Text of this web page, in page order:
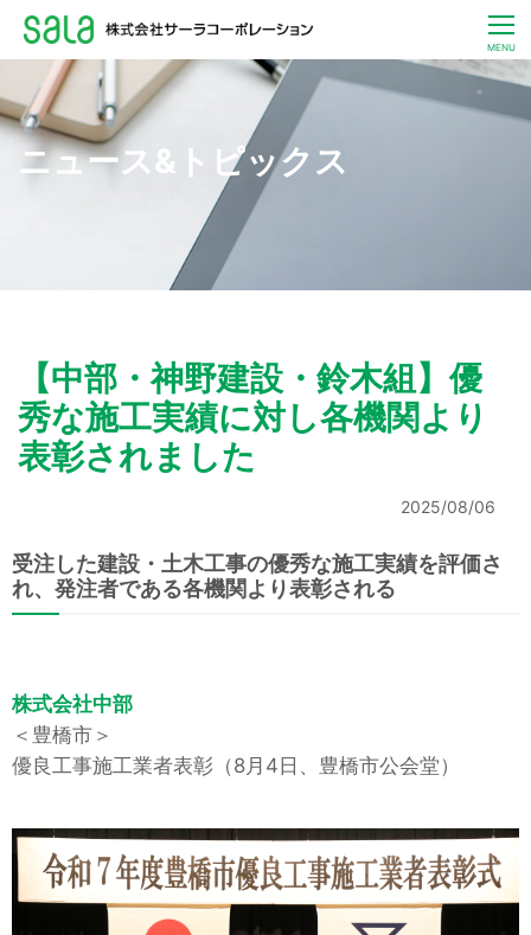
CLOSE
MENU
【中部・神野建設・鈴木組】優
秀な施工実績に対し各機関より
表彰されました
2025/08/06
受注した建設・土木工事の優秀な施工実績を評価さ
れ、発注者である各機関より表彰される
株式会社中部
＜豊橋市＞
優良工事施工業者表彰（8月4日、豊橋市公会堂）
お客さま一人ひとりへ
暮らしとエネルギーのサービス
企業
採用